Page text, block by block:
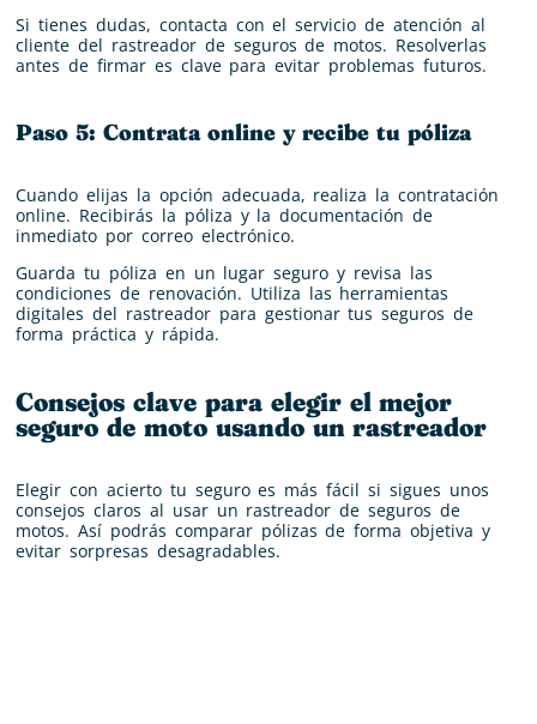
Si tienes dudas, contacta con el servicio de atención al
cliente del rastreador de seguros de motos. Resolverlas
antes de firmar es clave para evitar problemas futuros.
Paso 5: Contrata online y recibe tu póliza
Cuando elijas la opción adecuada, realiza la contratación
online. Recibirás la póliza y la documentación de
inmediato por correo electrónico.
Guarda tu póliza en un lugar seguro y revisa las
condiciones de renovación. Utiliza las herramientas
digitales del rastreador para gestionar tus seguros de
forma práctica y rápida.
Consejos clave para elegir el mejor
seguro de moto usando un rastreador
Elegir con acierto tu seguro es más fácil si sigues unos
consejos claros al usar un rastreador de seguros de
motos. Así podrás comparar pólizas de forma objetiva y
evitar sorpresas desagradables.